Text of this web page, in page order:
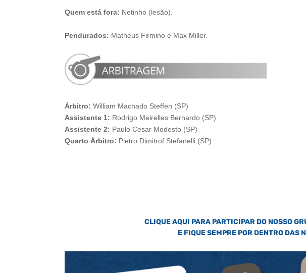
Quem está fora: Netinho (lesão).
Pendurados: Matheus Firmino e Max Miller.
Árbitro: William Machado Steffen (SP)
Assistente 1: Rodrigo Meirelles Bernardo (SP)
Assistente 2: Paulo Cesar Modesto (SP)
Quarto Árbitro: Pietro Dimitrof Stefanelli (SP)
CLIQUE AQUI PARA PARTICIPAR DO NOSSO
E FIQUE SEMPRE POR DENTRO DAS